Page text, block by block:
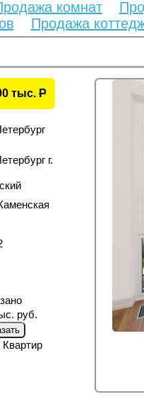
комнат
Продажа
тыс. P
г.
руб.